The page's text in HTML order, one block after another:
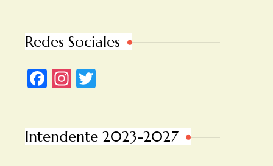
Redes Sociales
Facebook
Instagram
Intendente 2023-2027